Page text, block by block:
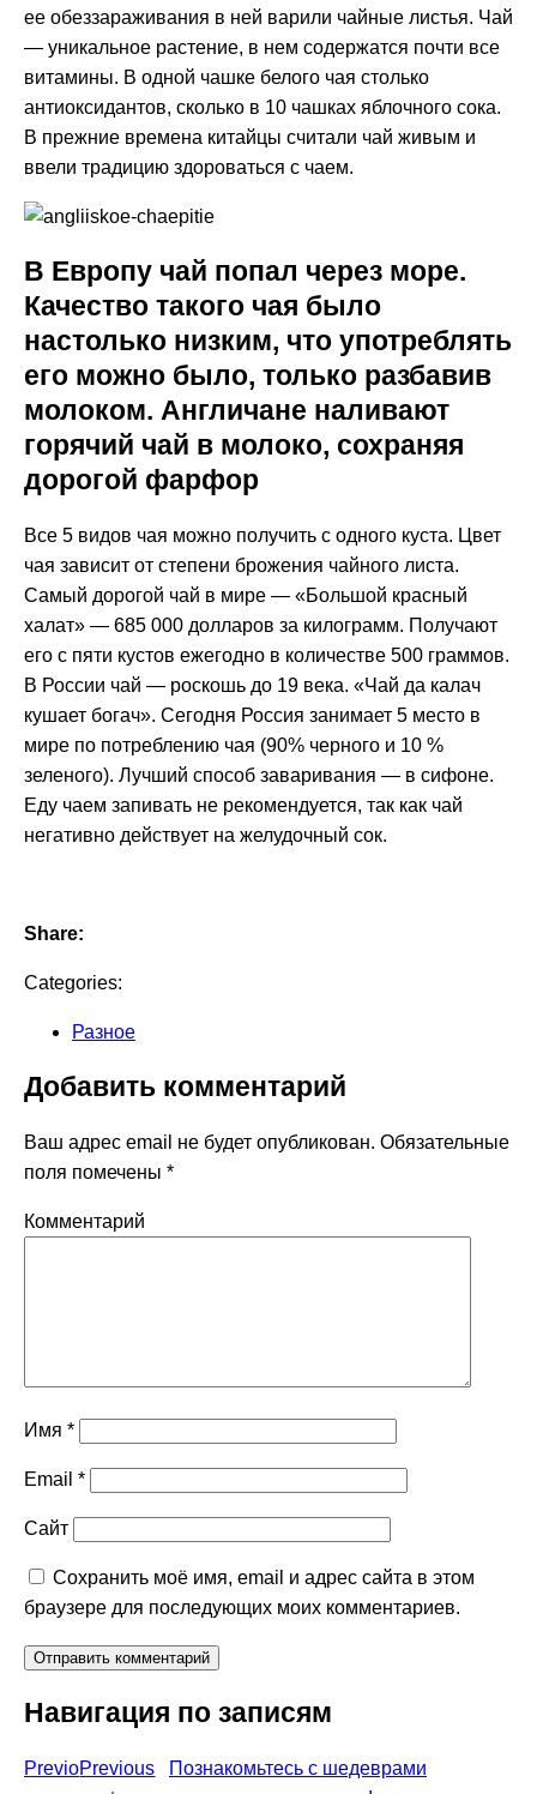
ее обеззараживания в ней варили чайные листья. Чай
— уникальное растение, в нем содержатся почти все
витамины. В одной чашке белого чая столько
антиоксидантов, сколько в 10 чашках яблочного сока.
В прежние времена китайцы считали чай живым и
ввели традицию здороваться с чаем.
В Европу чай попал через море.
Качество такого чая было
настолько низким, что употреблять
его можно было, только разбавив
молоком. Англичане наливают
горячий чай в молоко, сохраняя
дорогой фарфор
Все 5 видов чая можно получить с одного куста. Цвет
чая зависит от степени брожения чайного листа.
Самый дорогой чай в мире — «Большой красный
халат» — 685 000 долларов за килограмм. Получают
его с пяти кустов ежегодно в количестве 500 граммов.
В России чай — роскошь до 19 века. «Чай да калач
кушает богач». Сегодня Россия занимает 5 место в
мире по потреблению чая (90% черного и 10 %
зеленого). Лучший способ заваривания — в сифоне.
Еду чаем запивать не рекомендуется, так как чай
негативно действует на желудочный сок.
Share:
Categories:
Разное
Добавить комментарий
Ваш адрес email не будет опубликован. Обязательные
поля помечены *
Комментарий
Имя *
Email *
Сайт
Сохранить моё имя, email и адрес сайта в этом
браузере для последующих моих комментариев.
Навигация по записям
PrevioPrevious
Познакомьтесь с шедеврами